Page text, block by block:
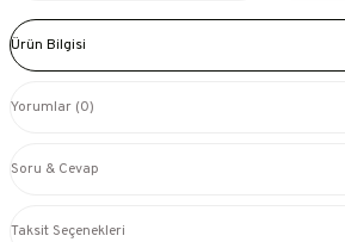
Ürün Bilgisi
Yorumlar (0)
Soru & Cevap
Taksit Seçenekleri